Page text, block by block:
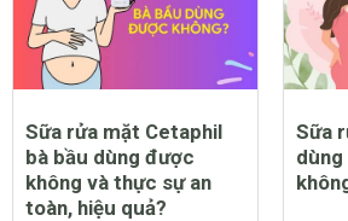
Sữa rửa mặt Cetaphil
bà bầu dùng được
không và thực sự an
toàn, hiệu quả?
Sữa